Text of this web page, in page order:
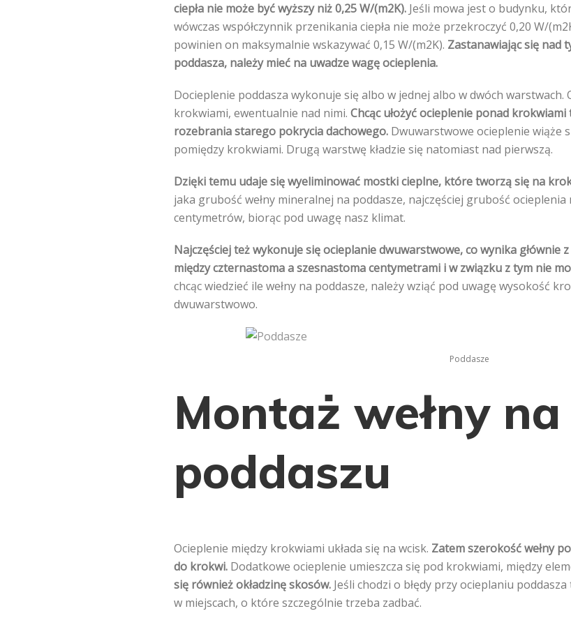
ciepła nie może być wyższy niż 0,25 W/(m2K). Jeśli mowa jest o budynku,
wówczas współczynnik przenikania ciepła nie może przekroczyć 0,20 W/
powinien on maksymalnie wskazywać 0,15 W/(m2K). Zastanawiając się nad
poddasza, należy mieć na uwadze wagę ocieplenia.
Docieplenie poddasza wykonuje się albo w jednej albo w dwóch warstwach.
krokwiami, ewentualnie nad nimi. Chcąc ułożyć ocieplenie ponad
rozebrania starego pokrycia dachowego. Dwuwarstwowe ocieplenie wiąże
pomiędzy krokwiami. Drugą warstwę kładzie się natomiast nad pierwszą.
Dzięki temu udaje się wyeliminować mostki cieplne, które tworzą się na
jaka grubość wełny mineralnej na poddasze, najczęściej grubość
centymetrów, biorąc pod uwagę nasz klimat.
Najczęściej też wykonuje się ocieplanie dwuwarstwowe, co wynika głównie
między czternastoma a szesnastoma centymetrami i w związku z tym nie
chcąc wiedzieć ile wełny na poddasze, należy wziąć pod uwagę wysokość
dwuwarstwowo.
Poddasze
Montaż wełny na
poddaszu
Ocieplenie między krokwiami układa się na wcisk. Zatem szerokość wełny
do krokwi. Dodatkowe ocieplenie umieszcza się pod krokwiami, między
się również okładzinę skosów. Jeśli chodzi o błędy przy ocieplaniu
w miejscach, o które szczególnie trzeba zadbać.